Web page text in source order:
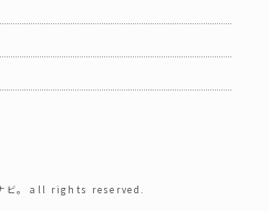
ビ。 all rights reserved.